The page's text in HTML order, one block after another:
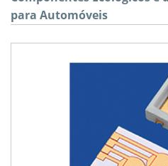
para Automóveis